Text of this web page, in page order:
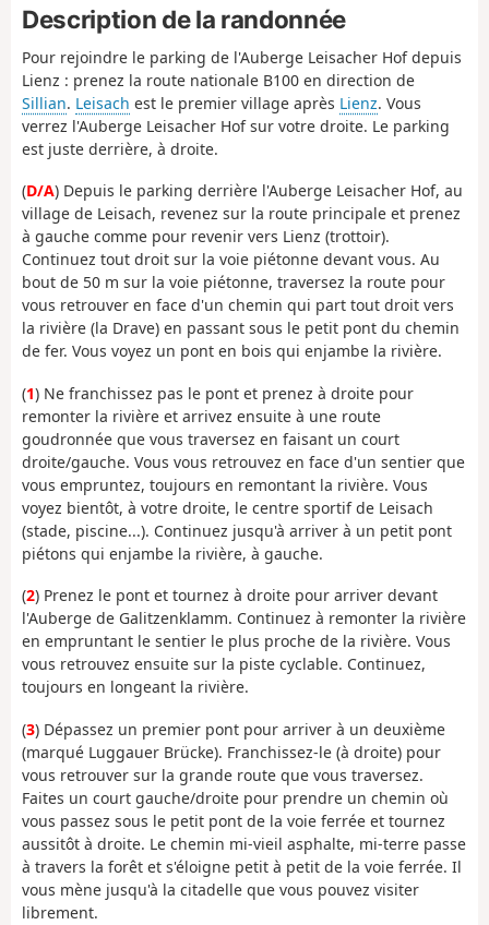
Description de la randonnée
Pour rejoindre le parking de l'Auberge Leisacher Hof depuis
Lienz : prenez la route nationale B100 en direction de
Sillian. Leisach est le premier village après Lienz. Vous
verrez l'Auberge Leisacher Hof sur votre droite. Le parking
est juste derrière, à droite.
(D/A) Depuis le parking derrière l'Auberge Leisacher Hof, au
village de Leisach, revenez sur la route principale et prenez
à gauche comme pour revenir vers Lienz (trottoir).
Continuez tout droit sur la voie piétonne devant vous. Au
bout de 50 m sur la voie piétonne, traversez la route pour
vous retrouver en face d'un chemin qui part tout droit vers
la rivière (la Drave) en passant sous le petit pont du chemin
de fer. Vous voyez un pont en bois qui enjambe la rivière.
(1) Ne franchissez pas le pont et prenez à droite pour
remonter la rivière et arrivez ensuite à une route
goudronnée que vous traversez en faisant un court
droite/gauche. Vous vous retrouvez en face d'un sentier que
vous empruntez, toujours en remontant la rivière. Vous
voyez bientôt, à votre droite, le centre sportif de Leisach
(stade, piscine...). Continuez jusqu'à arriver à un petit pont
piétons qui enjambe la rivière, à gauche.
(2) Prenez le pont et tournez à droite pour arriver devant
l'Auberge de Galitzenklamm. Continuez à remonter la rivière
en empruntant le sentier le plus proche de la rivière. Vous
vous retrouvez ensuite sur la piste cyclable. Continuez,
toujours en longeant la rivière.
(3) Dépassez un premier pont pour arriver à un deuxième
(marqué Luggauer Brücke). Franchissez-le (à droite) pour
vous retrouver sur la grande route que vous traversez.
Faites un court gauche/droite pour prendre un chemin où
vous passez sous le petit pont de la voie ferrée et tournez
aussitôt à droite. Le chemin mi-vieil asphalte, mi-terre passe
à travers la forêt et s'éloigne petit à petit de la voie ferrée. Il
vous mène jusqu'à la citadelle que vous pouvez visiter
librement.